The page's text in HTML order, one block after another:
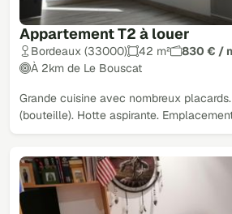
Appartement T2 à louer
Bordeaux (33000) 42 m²
830 € /
À 2km de Le Bouscat
Grande cuisine avec nombreux
(bouteille). Hotte aspirante.